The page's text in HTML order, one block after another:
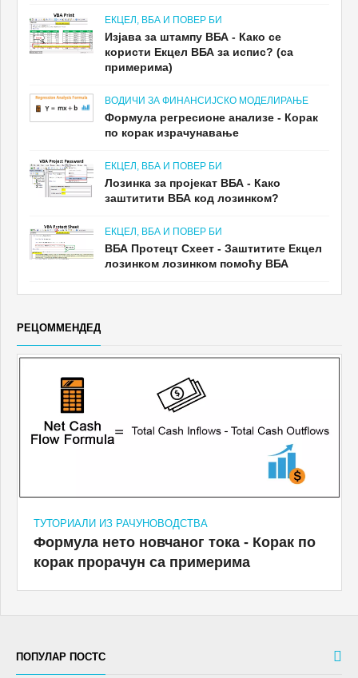
ЕКЦЕЛ, ВБА И ПОВЕР БИ
Изјава за штампу ВБА - Како се
користи Екцел ВБА за испис? (са
примерима)
ВОДИЧИ ЗА ФИНАНСИЈСКО МОДЕЛИРАЊЕ
Формула регресионе анализе - Корак
по корак израчунавање
ЕКЦЕЛ, ВБА И ПОВЕР БИ
Лозинка за пројекат ВБА - Како
заштитити ВБА код лозинком?
ЕКЦЕЛ, ВБА И ПОВЕР БИ
ВБА Протецт Схеет - Заштитите Екцел
лозинком лозинком помоћу ВБА
РЕЦОММЕНДЕД
ТУТОРИАЛИ ИЗ РАЧУНОВОДСТВА
Формула нето новчаног тока - Корак по
корак прорачун са примерима
ПОПУЛАР ПОСТС